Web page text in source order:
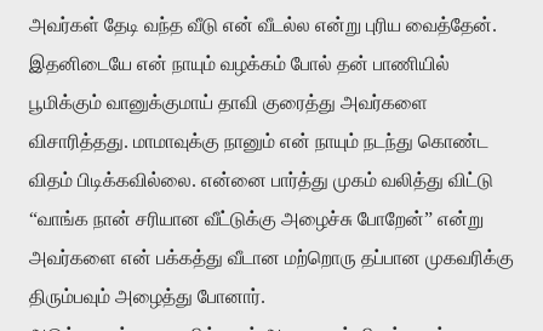
அவர்கள் தேடி வந்த வீடு என் வீடல்ல என்று புரிய வைத்தேன்.
இதனிடையே என் நாயும் வழக்கம் போல் தன் பாணியில்
பூமிக்கும் வானுக்குமாய் தாவி குரைத்து அவர்களை
விசாரித்தது. மாமாவுக்கு நானும் என் நாயும் நடந்து கொண்ட
விதம் பிடிக்கவில்லை. என்னை பார்த்து முகம் வலித்து விட்டு
“வாங்க நான் சரியான வீட்டுக்கு அழைச்சு போறேன்” என்று
அவர்களை என் பக்கத்து வீடான மற்றொரு தப்பான முகவரிக்கு
திரும்பவும் அழைத்து போனார்.